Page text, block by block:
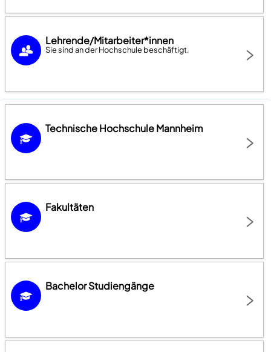
Lehrende/Mitarbeiter*innen
Sie sind an der Hochschule beschäftigt.
Technische Hochschule Mannheim
Fakultäten
Bachelor Studiengänge